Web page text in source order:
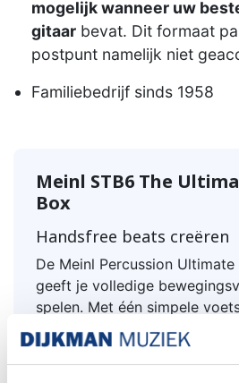
mogelijk wanneer uw
gitaar bevat. Dit formaat
postpunt namelijk niet
Familiebedrijf sinds 1958
Meinl STB6 The
Box
Handsfree beats creëren
De Meinl Percussion
geeft je volledige
spelen. Met één simpele
een strak, nauwkeurig ritme,
kunt focussen op je